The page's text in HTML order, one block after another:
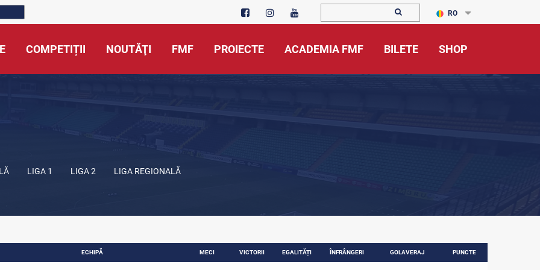
RO
COMPETIȚII NOUTĂŢI FMF PROIECTE ACADEMIA FMF BILETE SHOP
LIGA 1 LIGA 2 LIGA REGIONALĂ
ECHIPĂ MECI VICTORII EGALITĂȚI ÎNFRÂNGERI GOLAVERAJ PUNCTE